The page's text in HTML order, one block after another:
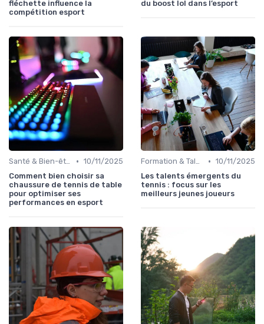
fléchette influence la
compétition esport
du boost lol dans l’esport
Santé & Bien-être • 10/11/2025
Comment bien choisir sa
chaussure de tennis de table
pour optimiser ses
performances en esport
Formation & Talents • 10/11/2025
Les talents émergents du
tennis : focus sur les
meilleurs jeunes joueurs